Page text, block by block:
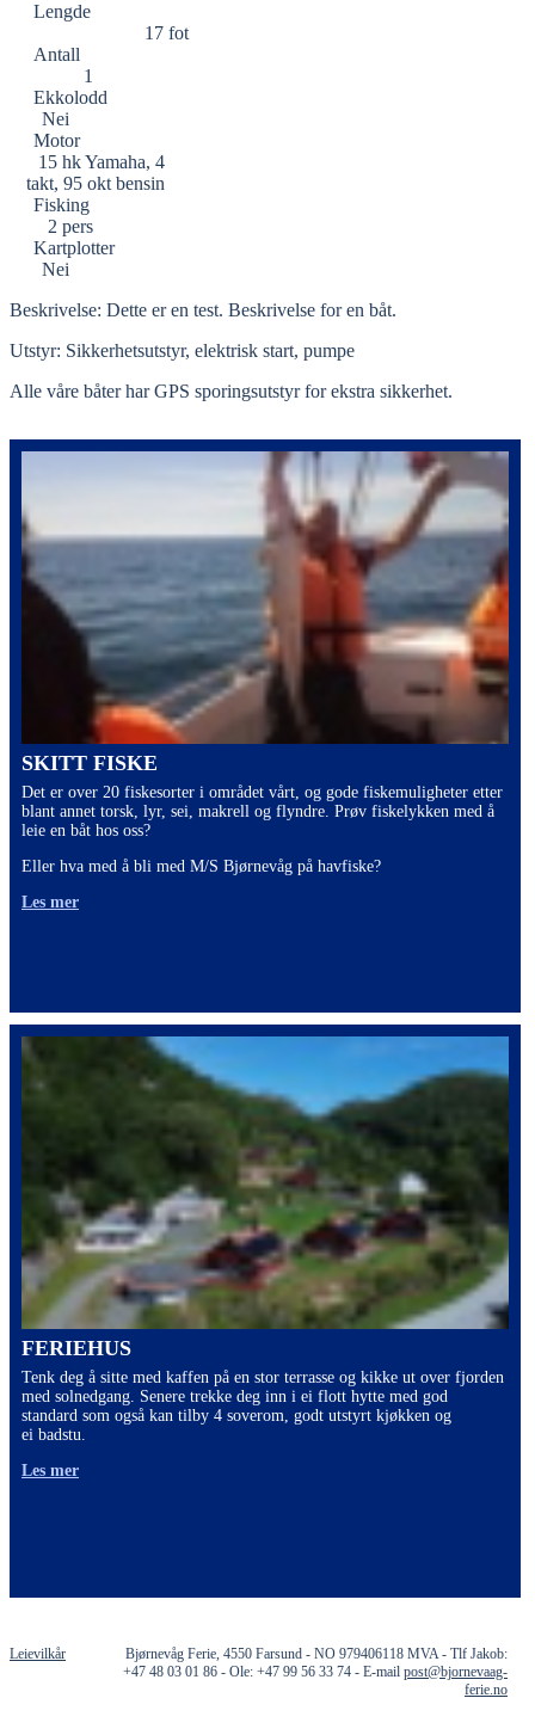
Lengde
17 fot
Antall
1
Ekkolodd
Nei
Motor
15 hk Yamaha, 4
takt, 95 okt bensin
Fisking
2 pers
Kartplotter
Nei
Beskrivelse: Dette er en test. Beskrivelse for en båt.
Utstyr: Sikkerhetsutstyr, elektrisk start, pumpe
Alle våre båter har GPS sporingsutstyr for ekstra sikkerhet.
SKITT FISKE
Det er over 20 fiskesorter i området vårt, og gode fiskemuligheter etter
blant annet torsk, lyr, sei, makrell og flyndre. Prøv fiskelykken med å
leie en båt hos oss?
Eller hva med å bli med M/S Bjørnevåg på havfiske?
Les mer
FERIEHUS
Tenk deg å sitte med kaffen på en stor terrasse og kikke ut over fjorden
med solnedgang. Senere trekke deg inn i ei flott hytte med god
standard som også kan tilby 4 soverom, godt utstyrt kjøkken og
ei badstu.
Les mer
Leievilkår
Bjørnevåg Ferie, 4550 Farsund - NO 979406118 MVA - Tlf Jakob:
+47 48 03 01 86 - Ole: +47 99 56 33 74 - E-mail post@bjornevaag-
ferie.no